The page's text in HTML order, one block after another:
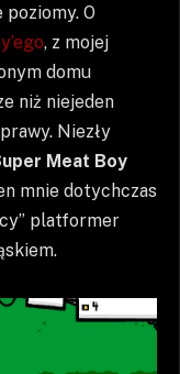
O
, z mojej
domu
niż niejeden
Niezły
Meat Boy
mnie dotychczas
platformer